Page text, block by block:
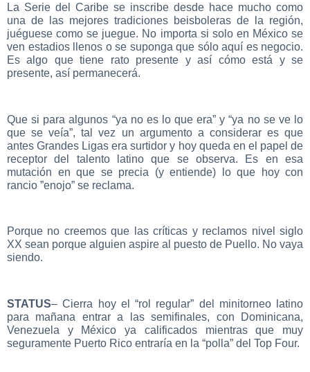
La Serie del Caribe se inscribe desde hace mucho como
una de las mejores tradiciones beisboleras de la región,
juéguese como se juegue. No importa si solo en México se
ven estadios llenos o se suponga que sólo aquí es negocio.
Es algo que tiene rato presente y así cómo está y se
presente, así permanecerá.
Que si para algunos “ya no es lo que era” y “ya no se ve lo
que se veía”, tal vez un argumento a considerar es que
antes Grandes Ligas era surtidor y hoy queda en el papel de
receptor del talento latino que se observa. Es en esa
mutación en que se precia (y entiende) lo que hoy con
rancio ”enojo” se reclama.
Porque no creemos que las críticas y reclamos nivel siglo
XX sean porque alguien aspire al puesto de Puello. No vaya
siendo.
STATUS– Cierra hoy el “rol regular” del minitorneo latino
para mañana entrar a las semifinales, con Dominicana,
Venezuela y México ya calificados mientras que muy
seguramente Puerto Rico entraría en la “polla” del Top Four.